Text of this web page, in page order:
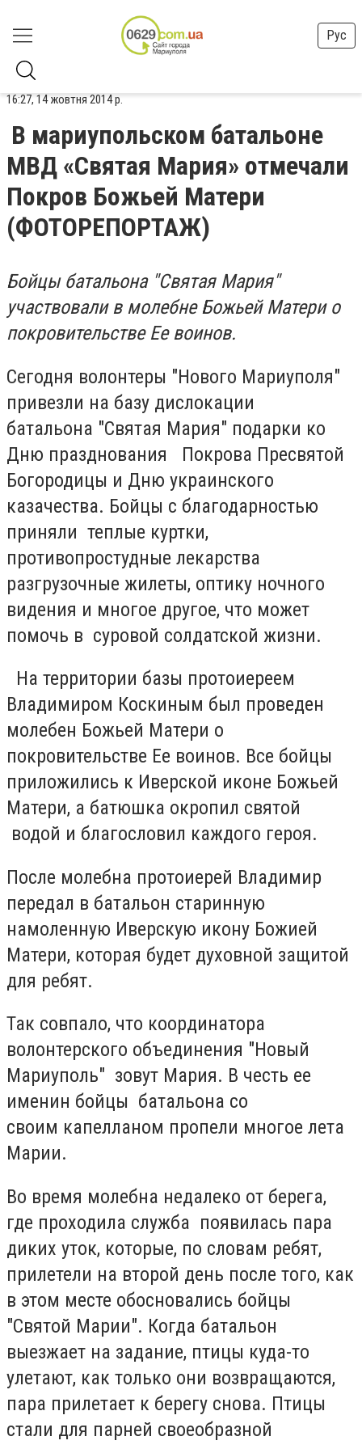
Рус
16:27, 14 жовтня 2014 р.
В мариупольском батальоне
МВД «Святая Мария» отмечали
Покров Божьей Матери
(ФОТОРЕПОРТАЖ)
Бойцы батальона "Святая Мария"
участвовали в молебне Божьей Матери о
покровительстве Ее воинов.
Сегодня волонтеры "Нового Мариуполя"
привезли на базу дислокации
батальона "Святая Мария" подарки ко
Дню празднования Покрова Пресвятой
Богородицы и Дню украинского
казачества. Бойцы с благодарностью
приняли теплые куртки,
противопростудные лекарства
разгрузочные жилеты, оптику ночного
видения и многое другое, что может
помочь в суровой солдатской жизни.
На территории базы протоиереем
Владимиром Коскиным был проведен
молебен Божьей Матери о
покровительстве Ее воинов. Все бойцы
приложились к Иверской иконе Божьей
Матери, а батюшка окропил святой
водой и благословил каждого героя.
После молебна протоиерей Владимир
передал в батальон старинную
намоленную Иверскую икону Божией
Матери, которая будет духовной защитой
для ребят.
Так совпало, что координатора
волонтерского объединения "Новый
Мариуполь" зовут Мария. В честь ее
именин бойцы батальона со
своим капелланом пропели многое лета
Марии.
Во время молебна недалеко от берега,
где проходила служба появилась пара
диких уток, которые, по словам ребят,
прилетели на второй день после того, как
в этом месте обосновались бойцы
"Святой Марии". Когда батальон
выезжает на задание, птицы куда-то
улетают, как только они возвращаются,
пара прилетает к берегу снова. Птицы
стали для парней своеобразной